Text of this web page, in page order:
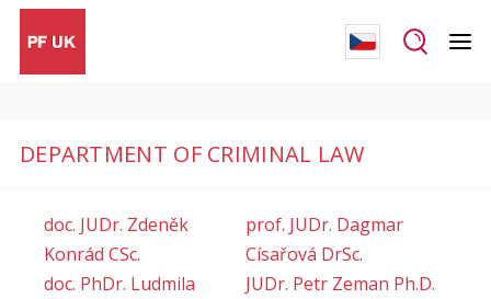
DEPARTMENT OF CRIMINAL LAW
doc. JUDr. Zdeněk
Konrád CSc.
prof. JUDr. Dagmar
Císařová DrSc.
doc. PhDr. Ludmila
JUDr. Petr Zeman Ph.D.